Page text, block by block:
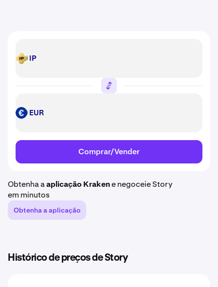
IP IP
EUR EUR
Comprar/Vender
Obtenha aaplicação Krakene negoceie Story
em minutos
Obtenha a aplicação
Histórico de preços de Story